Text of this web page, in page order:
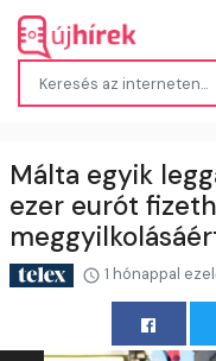
Málta egyik
ezer eurót
1 hónappal